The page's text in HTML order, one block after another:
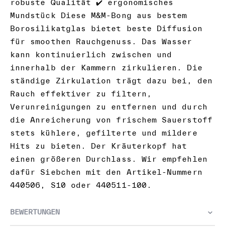
robuste Qualität ✔️ ergonomisches
Mundstück Diese M&M-Bong aus bestem
Borosilikatglas bietet beste Diffusion
für smoothen Rauchgenuss. Das Wasser
kann kontinuierlich zwischen und
innerhalb der Kammern zirkulieren. Die
ständige Zirkulation trägt dazu bei, den
Rauch effektiver zu filtern,
Verunreinigungen zu entfernen und durch
die Anreicherung von frischem Sauerstoff
stets kühlere, gefilterte und mildere
Hits zu bieten. Der Kräuterkopf hat
einen größeren Durchlass. Wir empfehlen
dafür Siebchen mit den Artikel-Nummern
440506, S10 oder 440511-100.
BEWERTUNGEN